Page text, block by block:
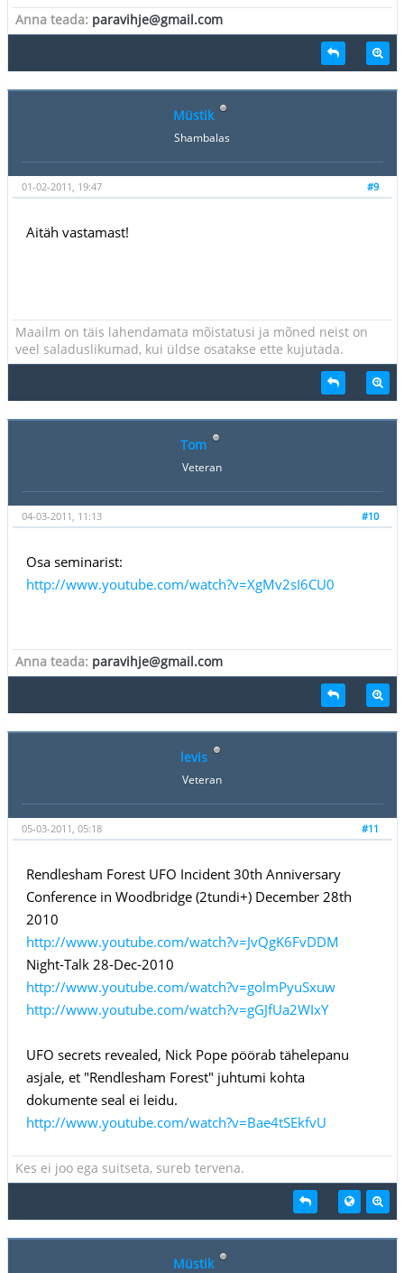
Anna teada: paravihje@gmail.com
Müstik
Shambalas
#9
01-02-2011, 19:47
Aitäh vastamast!
Maailm on täis lahendamata mõistatusi ja mõned neist on
veel saladuslikumad, kui üldse osatakse ette kujutada.
Tom
Veteran
#10
04-03-2011, 11:13
Osa seminarist:
http://www.youtube.com/watch?v=XgMv2sI6CU0
Anna teada: paravihje@gmail.com
levis
Veteran
#11
05-03-2011, 05:18
Rendlesham Forest UFO Incident 30th Anniversary
Conference in Woodbridge (2tundi+) December 28th
2010
http://www.youtube.com/watch?v=JvQgK6FvDDM
Night-Talk 28-Dec-2010
http://www.youtube.com/watch?v=golmPyuSxuw
http://www.youtube.com/watch?v=gGJfUa2WIxY
UFO secrets revealed, Nick Pope pöörab tähelepanu
asjale, et "Rendlesham Forest" juhtumi kohta
dokumente seal ei leidu.
http://www.youtube.com/watch?v=Bae4tSEkfvU
Kes ei joo ega suitseta, sureb tervena.
Müstik